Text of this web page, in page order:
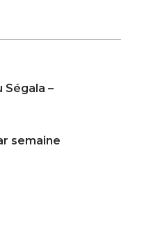
Ségala –
semaine